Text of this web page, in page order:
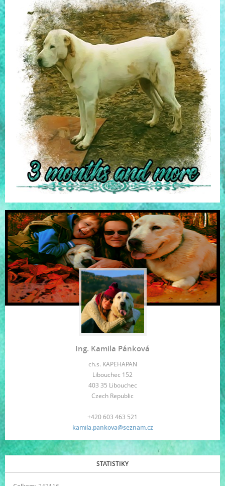
Ing. Kamila Pánková
ch.s. KAPEHAPAN
Libouchec 152
403 35 Libouchec
Czech Republic
+420 603 463 521
kamila.pankova@seznam.cz
STATISTIKY